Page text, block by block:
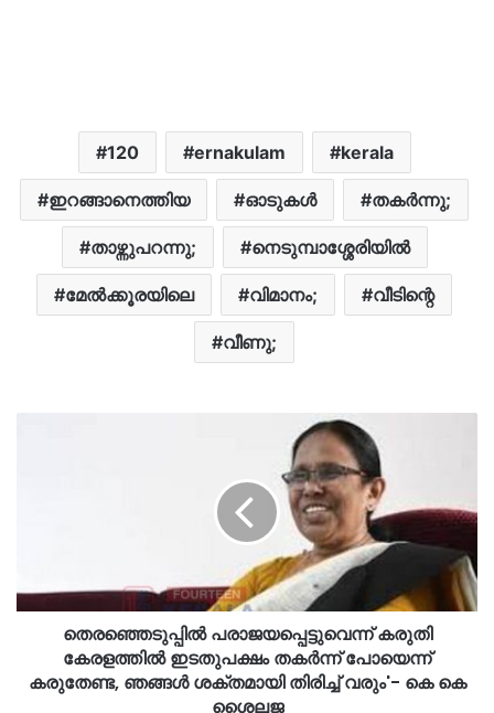
120 ernakulam kerala
ഇറങ്ങാനെത്തിയ ഓടുകൾ തകർന്നു;
താഴ്ന്നുപറന്നു; നെടുമ്പാശ്ശേരിയിൽ
മേൽക്കൂരയിലെ വിമാനം; വീടിന്റെ
വീണു;
തെരഞ്ഞെടുപ്പിൽ പരാജയപ്പെട്ടുവെന്ന് കരുതി
കേരളത്തിൽ ഇടതുപക്ഷം തകർന്ന് പോയെന്ന്
കരുതേണ്ട, ഞങ്ങൾ ശക്തമായി തിരിച്ച് വരും'- കെ കെ
ശൈലജ